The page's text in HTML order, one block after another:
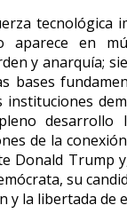
tecnológica
en
y anarquía;
bases
desarrollo
de la
Donald Trump
su
y la libertada de